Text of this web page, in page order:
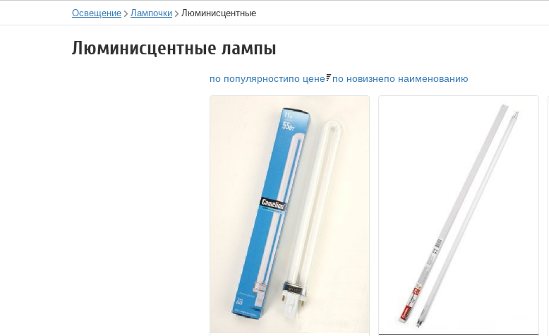
Освещение Лампочки Люминисцентные
Люминисцентные лампы
по популярностипо цене по новизнепо наименованию